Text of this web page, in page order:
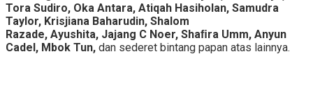
Tora Sudiro, Oka Antara, Atiqah Hasiholan, Samudra
Taylor, Krisjiana Baharudin, Shalom
Razade, Ayushita, Jajang C Noer, Shaﬁra Umm, Anyun
Cadel, Mbok Tun, dan sederet bintang papan atas lainnya.